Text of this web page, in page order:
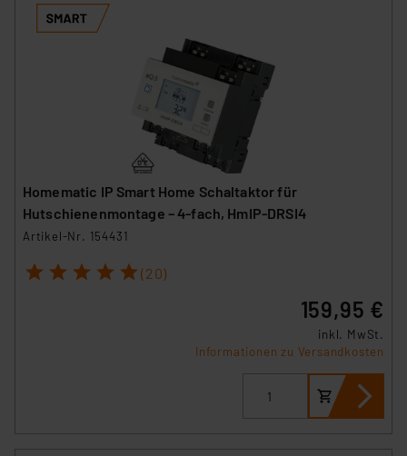
Homematic IP Smart Home Schaltaktor für
Hutschienenmontage – 4-fach, HmIP-DRSI4
Artikel-Nr. 154431
1 2 3 4 5 (20)
159,95 €
inkl. MwSt.
Informationen zu Versandkosten